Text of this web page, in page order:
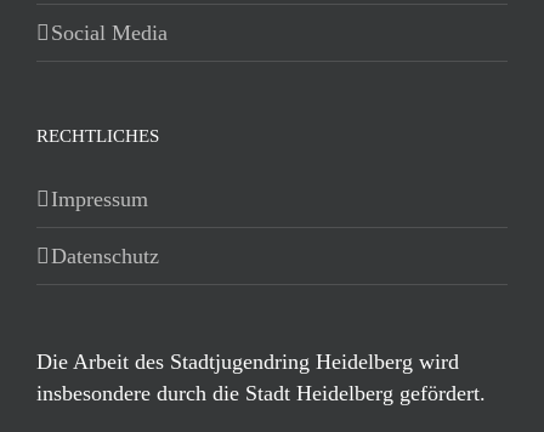
Social Media
RECHTLICHES
Impressum
Datenschutz
Die Arbeit des Stadtjugendring Heidelberg wird
insbesondere durch die Stadt Heidelberg gefördert.